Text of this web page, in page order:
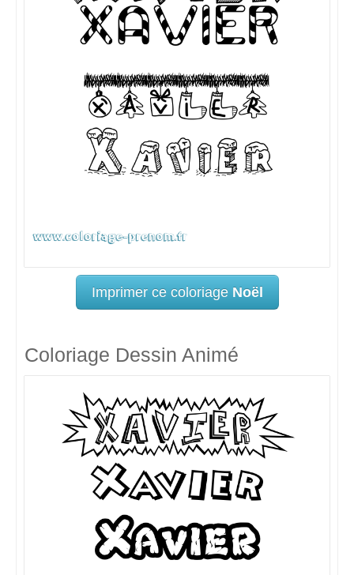
Imprimer ce coloriage Noël
Coloriage Dessin Animé